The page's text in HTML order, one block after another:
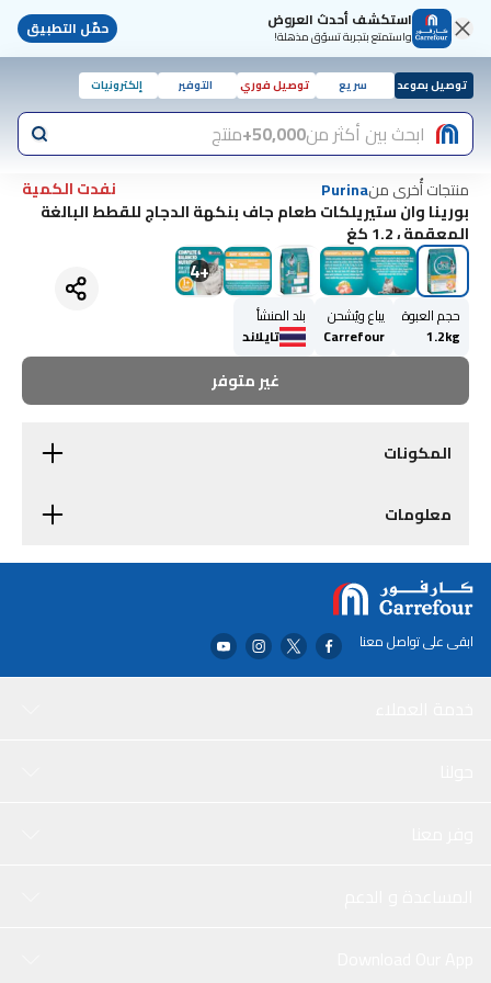
استكشف أحدث العروض
واستمتع بتجربة تسوّق مذهلة! حمّل التطبيق
توصيل بموعد سريع توصيل فوري التوفير إلكترونيات
ابحث بين أكثر من50,000+ منتج
منتجات أُخرى منPurina
نفدت الكمية
بورينا وان ستيريلكات طعام جاف بنكهة الدجاج للقطط البالغة
المعقمة ، 1.2 كغ
+
4
حجم العبوة
1.2kg
يباع ويُشحن
Carrefour
بلد المنشأ
تايلاند
غير متوفر
المكونات
معلومات
ابقى على تواصل معنا